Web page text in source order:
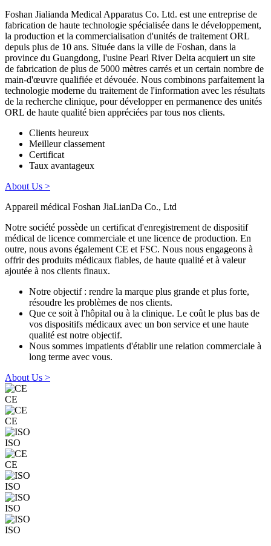
Foshan Jialianda Medical Apparatus Co. Ltd. est une entreprise de
fabrication de haute technologie spécialisée dans le développement,
la production et la commercialisation d'unités de traitement ORL
depuis plus de 10 ans. Située dans la ville de Foshan, dans la
province du Guangdong, l'usine Pearl River Delta acquiert un site
de fabrication de plus de 5000 mètres carrés et un certain nombre de
main-d'œuvre qualifiée et dévouée. Nous combinons parfaitement la
technologie moderne du traitement de l'information avec les résultats
de la recherche clinique, pour développer en permanence des unités
ORL de haute qualité bien appréciées par tous nos clients.
Clients heureux
Meilleur classement
Certificat
Taux avantageux
About Us >
Appareil médical Foshan JiaLianDa Co., Ltd
Notre société possède un certificat d'enregistrement de dispositif
médical de licence commerciale et une licence de production. En
outre, nous avons également CE et FSC. Nous nous engageons à
offrir des produits médicaux fiables, de haute qualité et à valeur
ajoutée à nos clients finaux.
Notre objectif : rendre la marque plus grande et plus forte,
résoudre les problèmes de nos clients.
Que ce soit à l'hôpital ou à la clinique. Le coût le plus bas de
vos dispositifs médicaux avec un bon service et une haute
qualité est notre objectif.
Nous sommes impatients d'établir une relation commerciale à
long terme avec vous.
About Us >
CE
CE
ISO
CE
ISO
ISO
ISO